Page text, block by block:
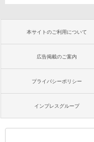
本サイトのご利用について
広告掲載のご案内
プライバシーポリシー
インプレスグループ